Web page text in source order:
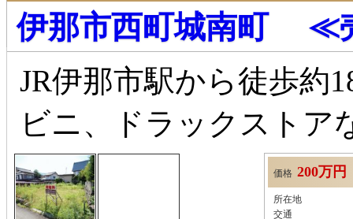
伊那市西町城南町
JR伊那市駅から徒歩約
ビニ、ドラックストア
価格 200万円
所在地
交通